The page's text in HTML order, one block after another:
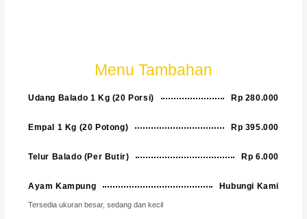
Menu Tambahan
Udang Balado 1 Kg (20 Porsi) Rp 280.000
Empal 1 Kg (20 Potong) Rp 395.000
Telur Balado (Per Butir) Rp 6.000
Ayam Kampung Hubungi Kami
Tersedia ukuran besar, sedang dan kecil